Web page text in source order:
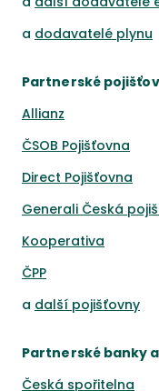
a dodavatelé plynu
Partnerské
Allianz
ČSOB Pojišťovna
Direct Pojišťovna
Generali Česká
Kooperativa
ČPP
a další pojišťovny
Partnerské banky
Česká spořitelna